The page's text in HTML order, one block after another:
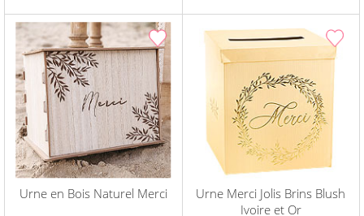
Urne en Bois Naturel Merci
Urne Merci Jolis Brins Blush
Ivoire et Or